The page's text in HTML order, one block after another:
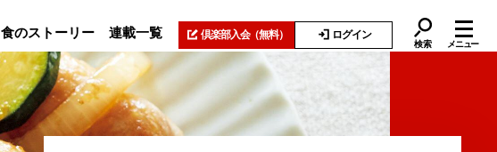
食のストーリー 連載一覧 倶楽部入会（無料） ログイン
検索 メニュー